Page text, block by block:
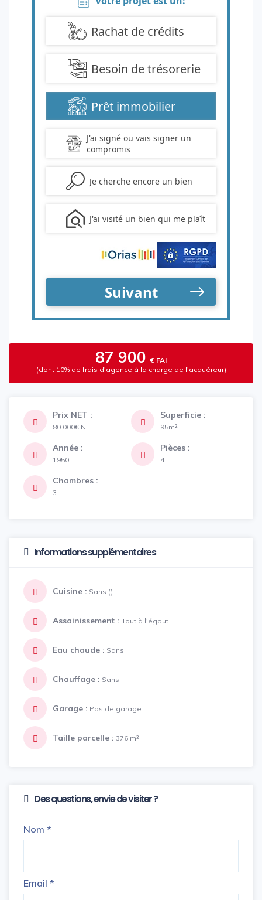
87 900 € FAI
(dont 10% de frais d'agence à la charge de l'acquéreur)
Prix NET :
80 000€ NET
Superficie :
95m²
Année :
1950
Pièces :
4
Chambres :
3
Informations supplémentaires
Cuisine : Sans ()
Assainissement : Tout à l'égout
Eau chaude : Sans
Chauffage : Sans
Garage : Pas de garage
Taille parcelle : 376 m²
Des questions, envie de visiter ?
Nom *
Email *